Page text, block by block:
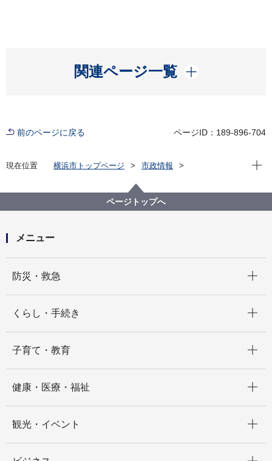
関連ページ一覧
開く
前のページに戻る ページID：189-896-704
現在位置 横浜市トップページ
市政情報
にぎわいスポーツ文化局
「SEVENTEEN 'FOLLOW' THE CITY YOKOHAMA」
追加企画が決定しました！
現在
ページトップへ
メニュー
防災・救急
くらし・手続き
子育て・教育
健康・医療・福祉
観光・イベント